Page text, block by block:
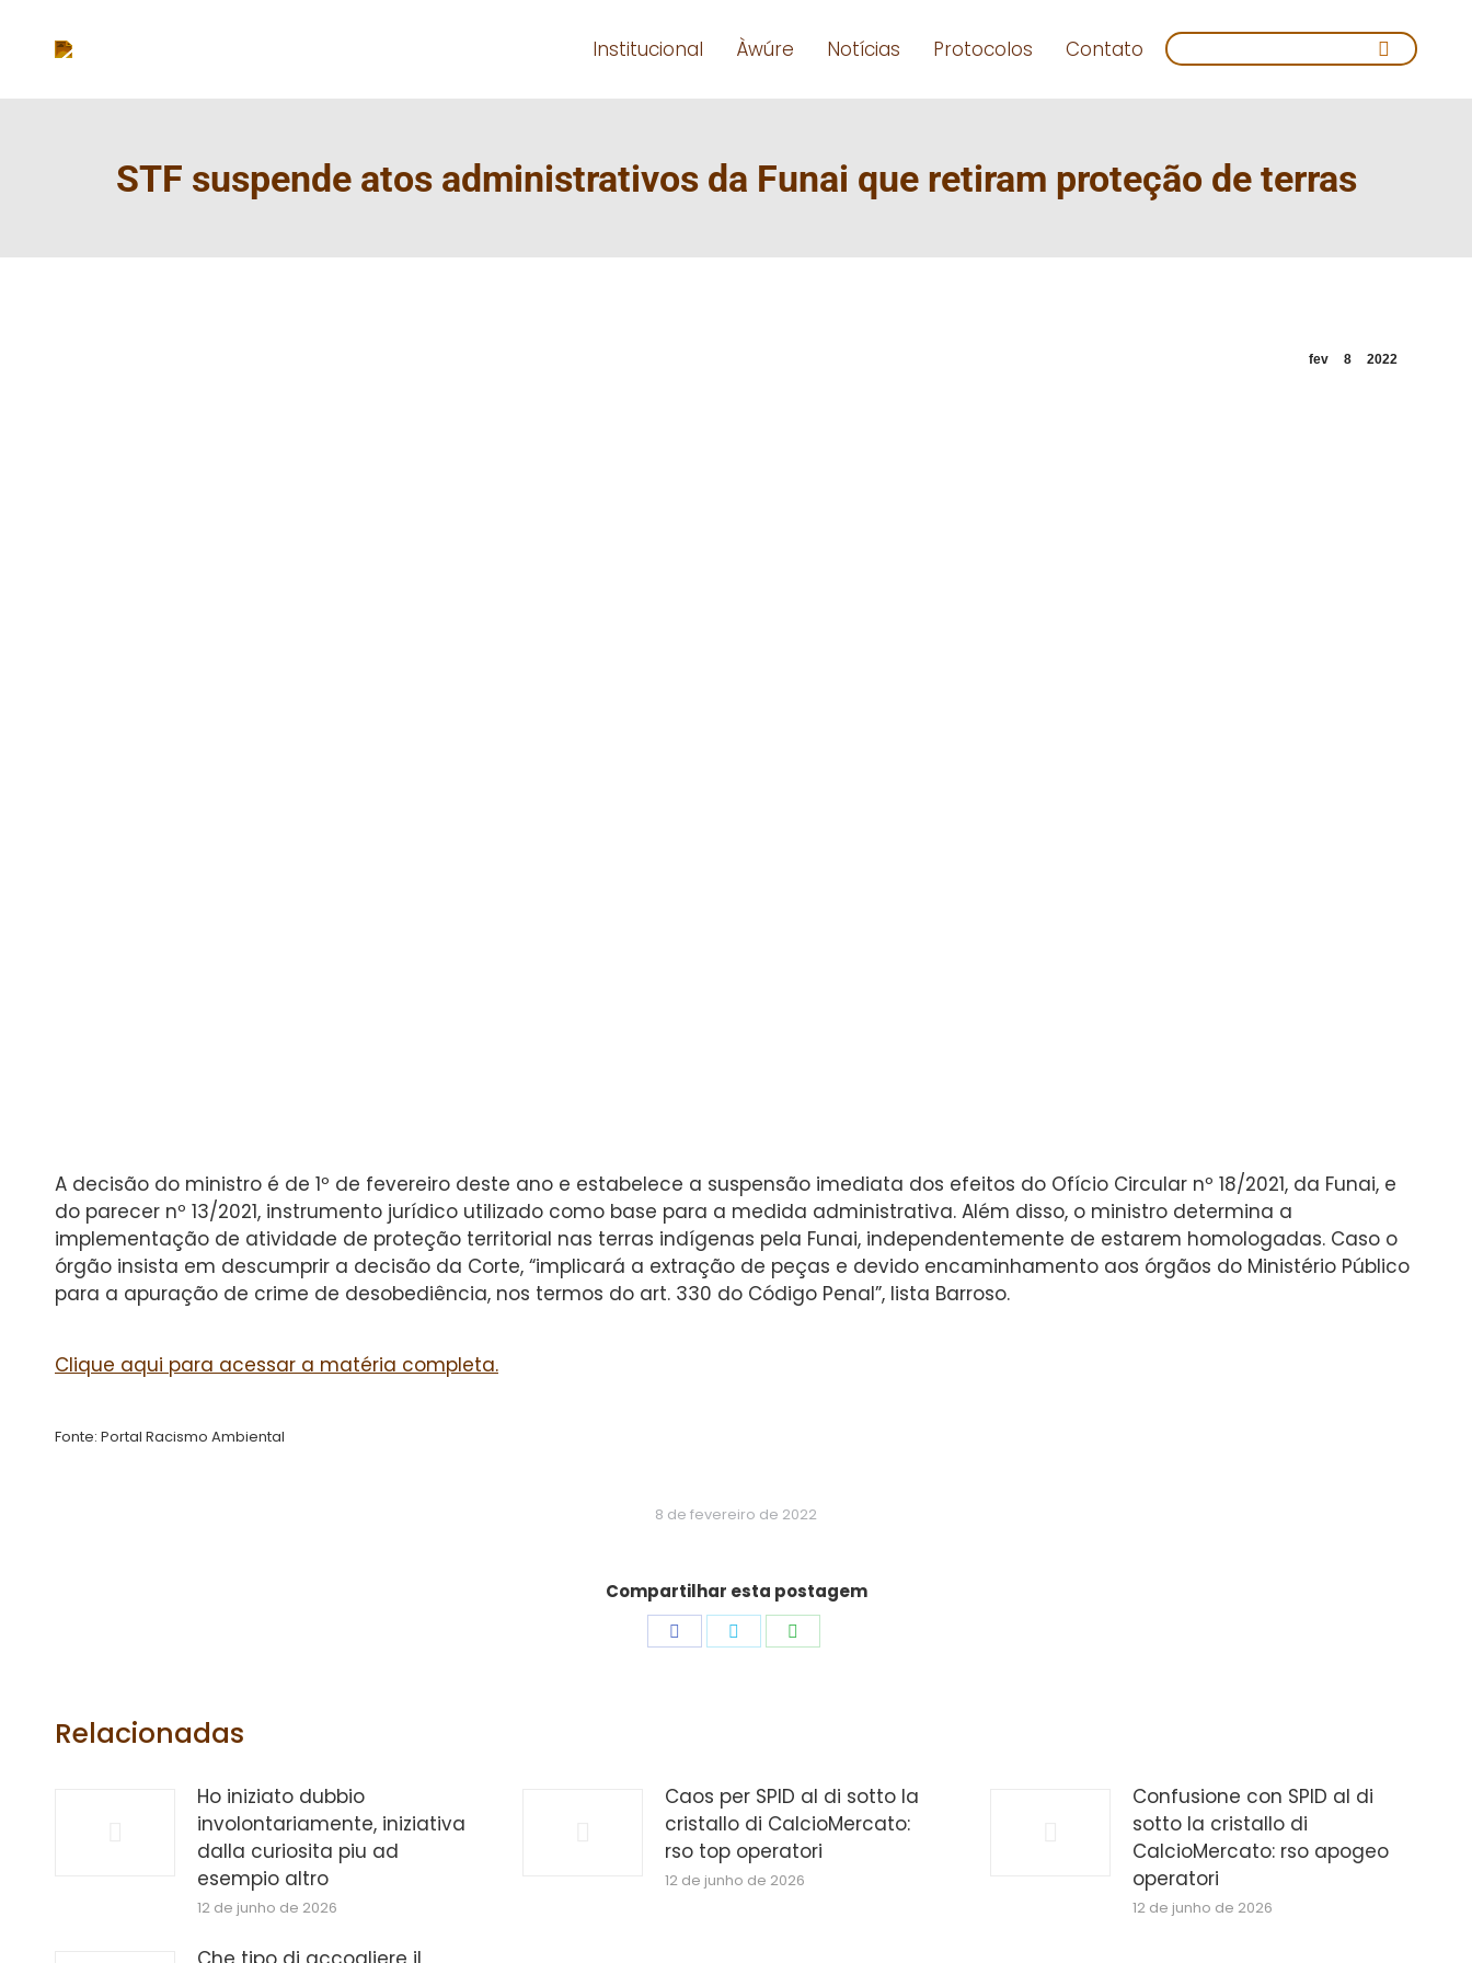
Institucional Àwúre Notícias Protocolos Contato Search:
STF suspende atos administrativos da Funai que retiram proteção de terras
fev 8 2022
A decisão do ministro é de 1º de fevereiro deste ano e estabelece a suspensão imediata dos efeitos do Ofício Circular nº 18/2021, da Funai, e
do parecer nº 13/2021, instrumento jurídico utilizado como base para a medida administrativa. Além disso, o ministro determina a
implementação de atividade de proteção territorial nas terras indígenas pela Funai, independentemente de estarem homologadas. Caso o
órgão insista em descumprir a decisão da Corte, “implicará a extração de peças e devido encaminhamento aos órgãos do Ministério Público
para a apuração de crime de desobediência, nos termos do art. 330 do Código Penal”, lista Barroso.
Clique aqui para acessar a matéria completa.
Fonte: Portal Racismo Ambiental
8 de fevereiro de 2022
Compartilhar esta postagem
Relacionadas
Ho iniziato dubbio
involontariamente, iniziativa
dalla curiosita piu ad
esempio altro
12 de junho de 2026
Caos per SPID al di sotto la
cristallo di CalcioMercato:
rso top operatori
12 de junho de 2026
Confusione con SPID al di
sotto la cristallo di
CalcioMercato: rso apogeo
operatori
12 de junho de 2026